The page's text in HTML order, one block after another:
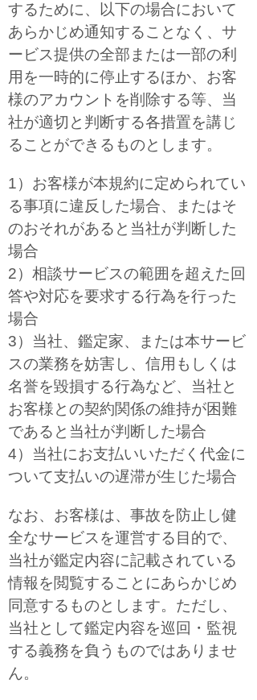
するために、以下の場合において
あらかじめ通知することなく、サ
ービス提供の全部または一部の利
用を一時的に停止するほか、お客
様のアカウントを削除する等、当
社が適切と判断する各措置を講じ
ることができるものとします。
1）お客様が本規約に定められてい
る事項に違反した場合、またはそ
のおそれがあると当社が判断した
場合
2）相談サービスの範囲を超えた回
答や対応を要求する行為を行った
場合
3）当社、鑑定家、または本サービ
スの業務を妨害し、信用もしくは
名誉を毀損する行為など、当社と
お客様との契約関係の維持が困難
であると当社が判断した場合
4）当社にお支払いいただく代金に
ついて支払いの遅滞が生じた場合
なお、お客様は、事故を防止し健
全なサービスを運営する目的で、
当社が鑑定内容に記載されている
情報を閲覧することにあらかじめ
同意するものとします。ただし、
当社として鑑定内容を巡回・監視
する義務を負うものではありませ
ん。